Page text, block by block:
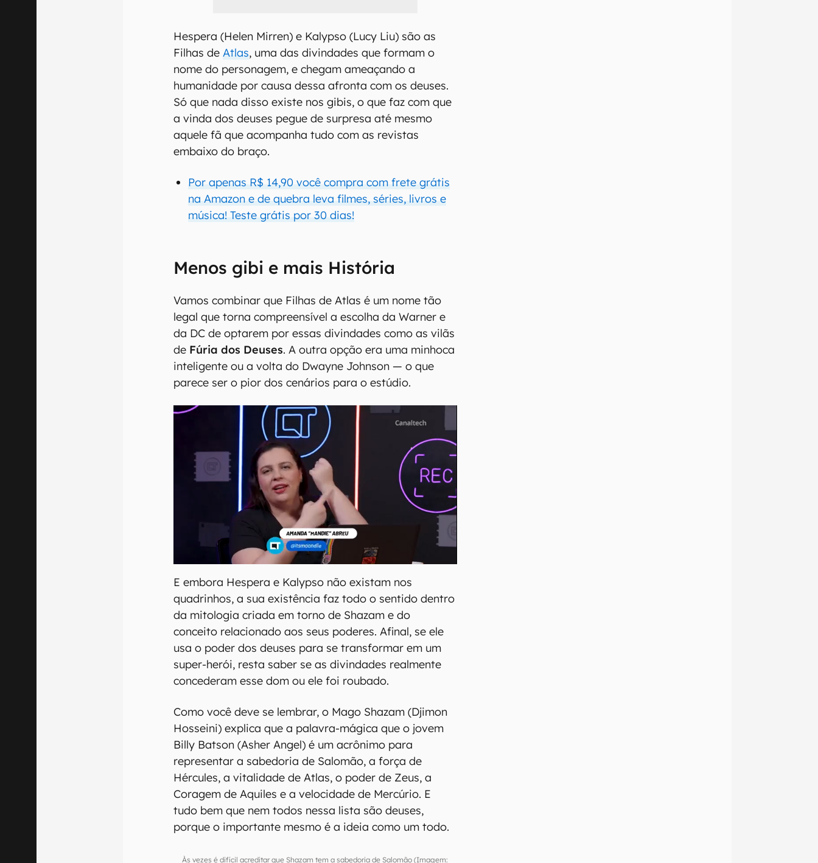
Hespera (Helen Mirren) e Kalypso (Lucy Liu) são as
Filhas deAtlas, uma das divindades que formam o
nome do personagem, e chegam ameaçando a
humanidade por causa dessa afronta com os deuses.
Só que nada disso existe nos gibis, o que faz com que
a vinda dos deuses pegue de surpresa até mesmo
aquele fã que acompanha tudo com as revistas
embaixo do braço.
Por apenas R$ 14,90 você compra com frete grátis
na Amazon e de quebra leva filmes, séries, livros e
música! Teste grátis por 30 dias!
Menos gibi e mais História
Vamos combinar que Filhas de Atlas é um nome tão
legal que torna compreensível a escolha da Warner e
da DC de optarem por essas divindades como as vilãs
de Fúria dos Deuses. A outra opção era uma minhoca
inteligente ou a volta do Dwayne Johnson — o que
parece ser o pior dos cenários para o estúdio.
E embora Hespera e Kalypso não existam nos
quadrinhos, a sua existência faz todo o sentido dentro
da mitologia criada em torno de Shazam e do
conceito relacionado aos seus poderes. Afinal, se ele
usa o poder dos deuses para se transformar em um
super-herói, resta saber se as divindades realmente
concederam esse dom ou ele foi roubado.
Como você deve se lembrar, o Mago Shazam (Djimon
Hosseini) explica que a palavra-mágica que o jovem
Billy Batson (Asher Angel) é um acrônimo para
representar a sabedoria de Salomão, a força de
Hércules, a vitalidade de Atlas, o poder de Zeus, a
Coragem de Aquiles e a velocidade de Mercúrio. E
tudo bem que nem todos nessa lista são deuses,
porque o importante mesmo é a ideia como um todo.
Às vezes é difícil acreditar que Shazam tem a sabedoria de Salomão (Imagem: